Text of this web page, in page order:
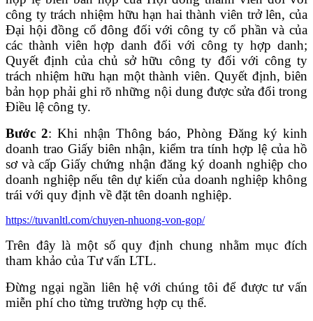
công ty trách nhiệm hữu hạn hai thành viên trở lên, của
Đại hội đồng cổ đông đối với công ty cổ phần và của
các thành viên hợp danh đối với công ty hợp danh;
Quyết định của chủ sở hữu công ty đối với công ty
trách nhiệm hữu hạn một thành viên. Quyết định, biên
bản họp phải ghi rõ những nội dung được sửa đổi trong
Điều lệ công ty.
Bước 2: Khi nhận Thông báo, Phòng Đăng ký kinh
doanh trao Giấy biên nhận, kiểm tra tính hợp lệ của hồ
sơ và cấp Giấy chứng nhận đăng ký doanh nghiệp cho
doanh nghiệp nếu tên dự kiến của doanh nghiệp không
trái với quy định về đặt tên doanh nghiệp.
https://tuvanltl.com/chuyen-nhuong-von-gop/
Trên đây là một số quy định chung nhằm mục đích
tham khảo của Tư vấn LTL.
Đừng ngại ngần liên hệ với chúng tôi để được tư vấn
miễn phí cho từng trường hợp cụ thể.